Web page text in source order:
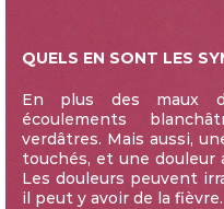
QUELS EN SONT LES
En plus des maux
écoulements
verdâtres. Mais aussi,
touchés, et une douleur
Les douleurs peuvent
il peut y avoir de la fièvre.